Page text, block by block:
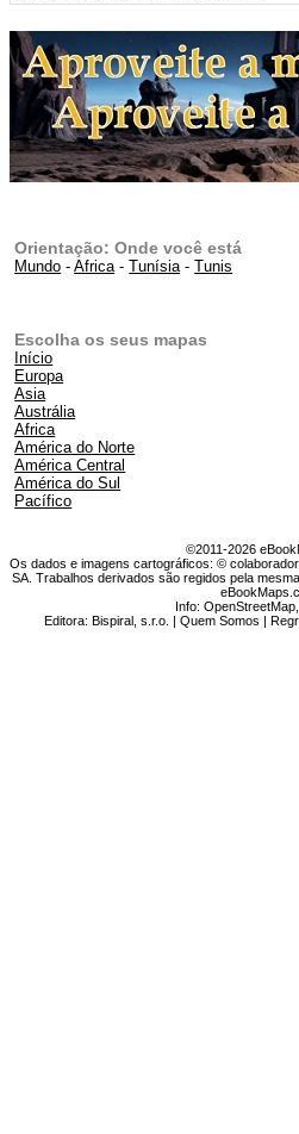
Orientação: Onde você está
Mundo -Africa-Tunísia-Tunis
Escolha os seus mapas
Início
Europa
Asia
Austrália
Africa
América do Norte
América Central
América do Sul
Pacífico
©2011-2026
Os dados e imagens cartográficos: ©
SA. Trabalhos derivados são regidos pela
Info:OpenStreetMap
Editora: Bispiral, s.r.o. | Quem Somos |